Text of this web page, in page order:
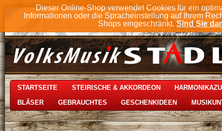
Dieser Online-Shop verwendet Cookies für ein
Informationen oder die Spracheinstellung auf Ihrem
Shops eingeschränkt. Sind Sie
STARTSEITE STEIRISCHE & AKKORDEON
BLÄSER GEBRAUCHTES GESCHENKIDEEN